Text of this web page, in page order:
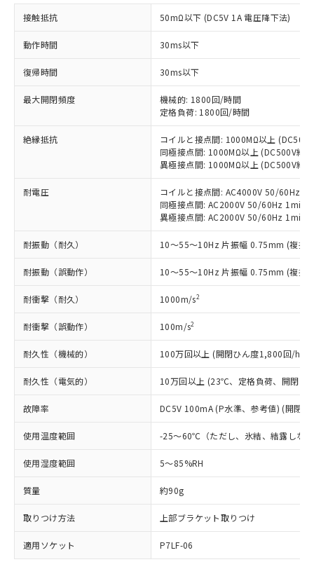
接触抵抗 50mΩ以下 (DC5V 1A 電圧降下法)
動作時間 30ms以下
復帰時間 30ms以下
最大開閉頻度
機械的: 1800回/時間
定格負荷: 1800回/時間
絶縁抵抗
コイルと接点間: 1000MΩ以上
同極接点間: 1000MΩ以上 (DC500V絶
異極接点間: 1000MΩ以上 (DC500V絶
耐電圧
コイルと接点間: AC4000V 50/60Hz
同極接点間: AC2000V 50/60Hz 1min
異極接点間: AC2000V 50/60Hz 1min
耐振動（耐久） 10～55～10Hz 片振幅 0.75mm (複振
耐振動（誤動作） 10～55～10Hz 片振幅 0.75mm (複振
耐衝撃（耐久） 1000m/s2
耐衝撃（誤動作） 100m/s2
耐久性（機械的） 100万回以上 (開閉ひん度1,800回/h)
耐久性（電気的） 10万回以上 (23℃、定格負荷、開閉ひ
故障率 DC5V 100mA (P水準、参考値) (開閉
使用温度範囲 -25～60℃（ただし、氷結、結露しな
使用湿度範囲 5～85%RH
質量 約90g
取りつけ方法 上部ブラケット取りつけ
適用ソケット P7LF-06
ご利用条件
ご利用ください。
本サービスは、当社制御機器事業取扱
商品の当社在庫状況および標準価格
(税抜)を提供させていただくもので
当社制御機器事業取扱商品の中には、
本サービスの対象外となる商品もある
ことをご了承ください。
在庫状況および標準価格照会結果は、
記載している更新日時点での社内デー
覧された時点での実際の在庫および標
準価格とは異なる場合があることをご
正式な納期状況および標準価格はお客
様のお取引先、またはお客様担当のオ
ムロン制御機器販売店・当社販売員に
ご相談ください。
オムロン制御機器販売店や当社販売拠
販売ネットワーク
」をご確認
ください。
在庫状況および標準価格結果を当社の
事前の承諾なく第三者に漏洩または開
マイパーツ機能（部品リスト作成サー
ビス）をご利用いただくには、I-Web
お客様が当ウェブサイト上で当社にご
登録された部品リストについて、当社
および当社の共同利用者が、当社の製
品・サービスに関するお客様との取
引・商談に必要な範囲で利用すること
有に対応した製品に切り替える予定のある
商品です。
対応予定なし：EU RoHS指令（10物質）の
非含有に非対応の商品で、対応品を出す予
調査・確認中：EU RoHS指令（10物質）の
非含有の対応状況を調査中または確認中の
非該当品：ライセンス料など無形物で、有
害物質有無と関係のない商品です。
仕入先様の事情により、非含有部品として
いたものが、含有品と判明した場合などや
むを得ず変更することがあります。
*EU RoHS指令（10物質）：
鉛(Pb) 1000ppm以下、 水銀(Hg) 1000ppm以下、 カド
ミウム(Cd) 100ppm以下、
六価クロム(Cr(Ⅵ)) 1000ppm以下、ポリ臭化ビフェニル
類(PBB) 1000ppm以下、ポリ臭化ジフェニルエーテル類
(PBDE) 1000ppm以下、フタル酸ビス(2-エチルヘキシ
ル) (DEHP)(別名：DOP) 1000ppm以下、フタル酸ブチ
ルベンジル（BBP） 1000ppm以下、フタル酸ジブチル
（DBP） 1000ppm以下、フタル酸ジイソブチル
(DIBP) 1000ppm以下
但し、RoHS指令で産業用監視および制御機器に対する
フタル酸エステル類の４物質については閾値を超える意
図的な使用がないことを確認しています。
部品在庫の切り替え状況などにより、予定
月が前後することがあります。
※3 非含有証明書ダウンロード
下記の非含有証明書をダウンロードするこ
※1 中国RoHS○×表
「○」：最大均質材料含有率が中国RoHSの
基準値以下であることを示します。
「×」：最大均質材料含有率が中国RoHSの
「－」：未確認です。当社販売部門へお問
*中国RoHS10物質の基準値 (GB/T26572)：
Cr(Ⅵ)(六価クロム) : 1000ppm、 PBBs(ポリ臭化ビフェ
ニル類) : 1000ppm、 PBDEs(ポリ臭化ジフェニルエーテ
ル類) : 1000ppm、
DBP(フタル酸ジブチル) : 1000ppm、 DIBP(フタル酸ジ
イソブチル) : 1000ppm、 BBP(フタル酸ブチルベンジ
ル) : 1000ppm、
DEHP(フタル酸ビス(2-エチルヘキシル)) : 1000ppm
※2 環境保護使用期限
「ｅ」：有害物質（10物質）のすべてが基
準値以下であることを示します。
「10」：通常の使用状況下において有害物
質が外部に漏えいし、環境に深刻な影響を
及ぼさない年数を意味します。
「－」：未確認です。当社販売部門へお問
当社は、これら貴社製品のうち、外国
為替および外国貿易法に定める商品
（以下｢規制貨物等」という）を輸出
または国外への提供する場合は、日本
国政府の輸出許可(または役務取引許
可)を取得するなどの必要な手続きを
とります。
当社は規制貨物を破棄する場合は、完
全に破砕するなど、違法に輸出されな
いよう必要な手段を講じます。
当社は貴社製品を、核兵器、ミサイ
ル、化学兵器、生物兵器またはその他
武器並びにこれらの製造装置等に一切
使用いたしません。
当社は、貴社製品を第三者に販売する
場合は、上記1、2および3の内容を当
該第三者に通知します。また当社は、
販売先および販売に係わる関係者が違
法に輸出するおそれがある場合は、取
り引きをいたしません。
合意する キャンセル
号
一定数以上の在庫あり
△ 一定数には満たないが在庫あり
－
在庫なし(最新の在庫状況につ
いては、お客様のお取引先、ま
たはお客様担当のオムロン制御
機器販売店・当社販売員にご確
白
情報を公開していない機種